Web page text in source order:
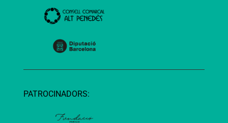
PATROCINADORS: